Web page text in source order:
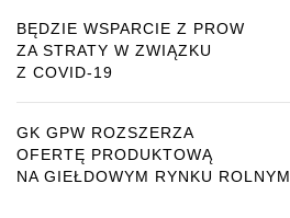
BĘDZIE WSPARCIE Z PROW
ZA STRATY W ZWIĄZKU
Z COVID-19
GK GPW ROZSZERZA
OFERTĘ PRODUKTOWĄ
NA GIEŁDOWYM RYNKU ROLNYM